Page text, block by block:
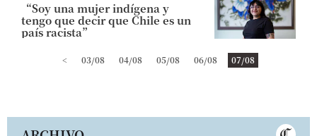
“Soy una mujer indígena y
tengo que decir que Chile es un
país racista”
< 03/08 04/08 05/08 06/08 07/08